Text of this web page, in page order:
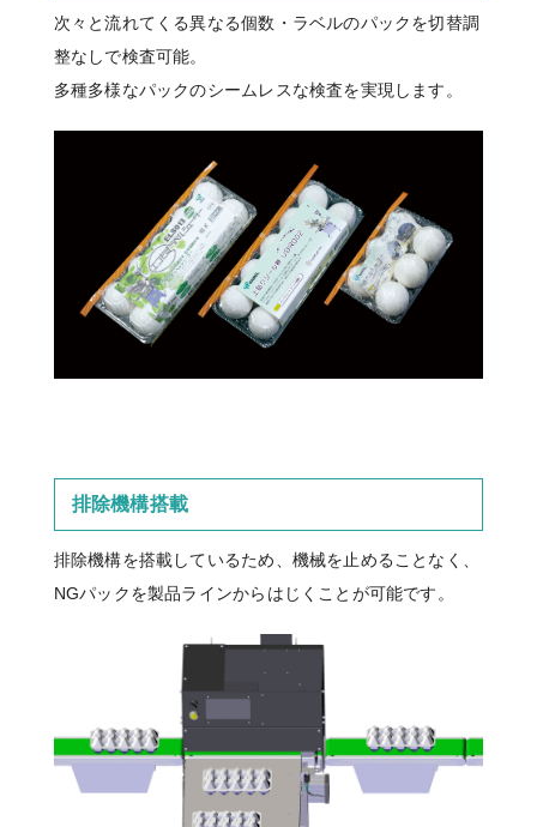
次々と流れてくる異なる個数・ラベルのパックを切替調
整なしで検査可能。
多種多様なパックのシームレスな検査を実現します。
排除機構搭載
排除機構を搭載しているため、機械を止めることなく、
NGパックを製品ラインからはじくことが可能です。